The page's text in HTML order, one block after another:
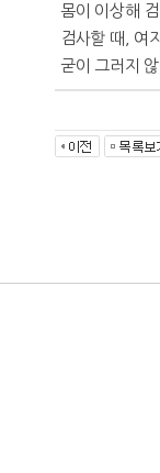
몸이 이상해
검사할 때, 여
굳이 그러지